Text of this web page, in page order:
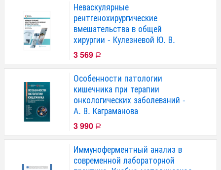
Неваскулярные
рентгенохирургические
вмешательства в общей
хирургии - Кулезневой Ю. В.
3 569 Р
Особенности патологии
кишечника при терапии
онкологических заболеваний -
А. В. Каграманова
3 990 Р
Иммуноферментный анализ в
современной лабораторной